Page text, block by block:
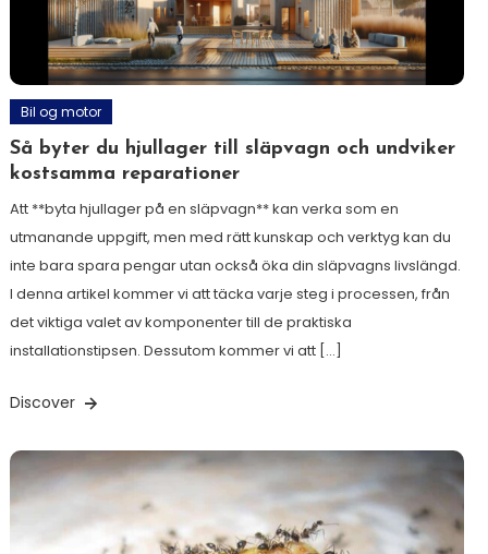
Bil og motor
Så byter du hjullager till släpvagn och undviker
kostsamma reparationer
Att **byta hjullager på en släpvagn** kan verka som en
utmanande uppgift, men med rätt kunskap och verktyg kan du
inte bara spara pengar utan också öka din släpvagns livslängd.
I denna artikel kommer vi att täcka varje steg i processen, från
det viktiga valet av komponenter till de praktiska
installationstipsen. Dessutom kommer vi att […]
Discover